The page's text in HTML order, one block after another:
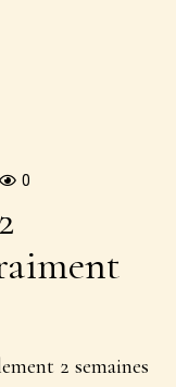
0
2 semaines